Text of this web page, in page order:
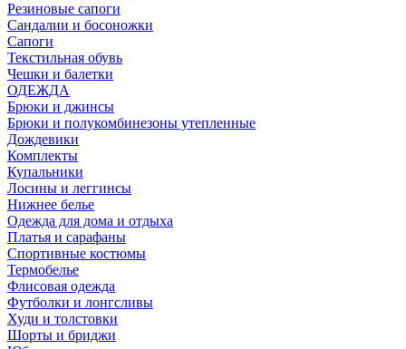
Резиновые сапоги
Сандалии и босоножки
Сапоги
Текстильная обувь
Чешки и балетки
ОДЕЖДА
Брюки и джинсы
Брюки и полукомбинезоны утепленные
Дождевики
Комплекты
Купальники
Лосины и леггинсы
Нижнее белье
Одежда для дома и отдыха
Платья и сарафаны
Спортивные костюмы
Термобелье
Флисовая одежда
Футболки и лонгсливы
Худи и толстовки
Шорты и бриджи